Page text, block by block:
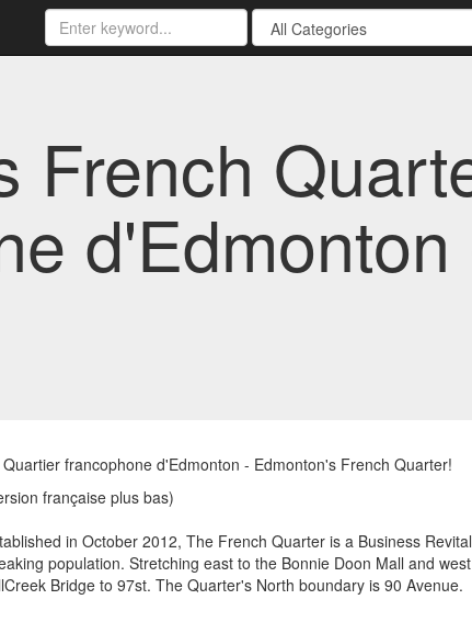
French
d'Edmonton
Quartier francophone d'Edmonton - Edmonton's French Quarter!
française plus bas)
in October 2012, The French Quarter is a Business
population. Stretching east to the Bonnie Doon Mall and
Bridge to 97st. The Quarter's North boundary is 90 Avenue.